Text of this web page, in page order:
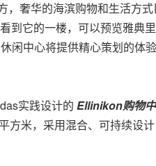
，奢华的海滨购物和生活方
到它的一楼，可以预览雅典
闲中心将提供精心策划的体
实践设计的 Ellinikon购物
方米，采用混合、可持续设